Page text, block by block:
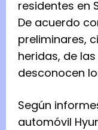
residentes en
De acuerdo
preliminares,
heridas, de
desconocen
Según
automóvil